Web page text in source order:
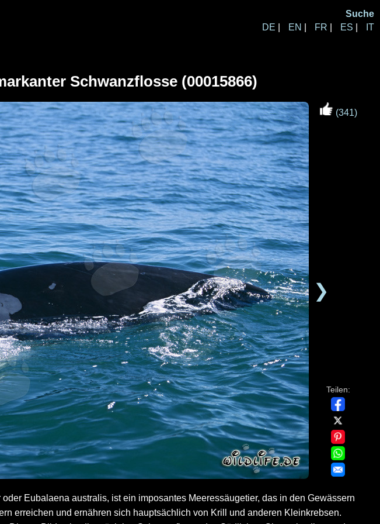
Suche
DE
EN FR ES IT
Schwanzflosse (00015866)
❯
(341)
Teilen:
Eubalaena australis, ist ein imposantes Meeressäugetier, das in den Gewässern
erreichen und ernähren sich hauptsächlich von Krill und anderen Kleinkrebsen.